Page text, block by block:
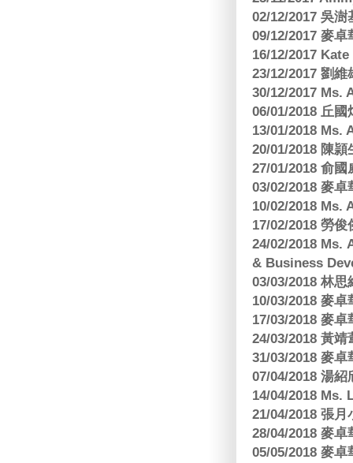
02/12/2017 吳
09/12/2017 麥
16/12/2017
23/12/2017 劉
30/12/2017 Ms.
06/01/2018 丘
13/01/2018 Ms.
20/01/2018 陳
27/01/2018 俞
03/02/2018 麥
10/02/2018 Ms.
17/02/2018 勞
24/02/2018 Ms.
& Business
03/03/2018 林
10/03/2018 麥
17/03/2018 麥
24/03/2018 黃
31/03/2018 麥
07/04/2018 湯
14/04/2018
21/04/2018 張
28/04/2018 麥
05/05/2018 麥